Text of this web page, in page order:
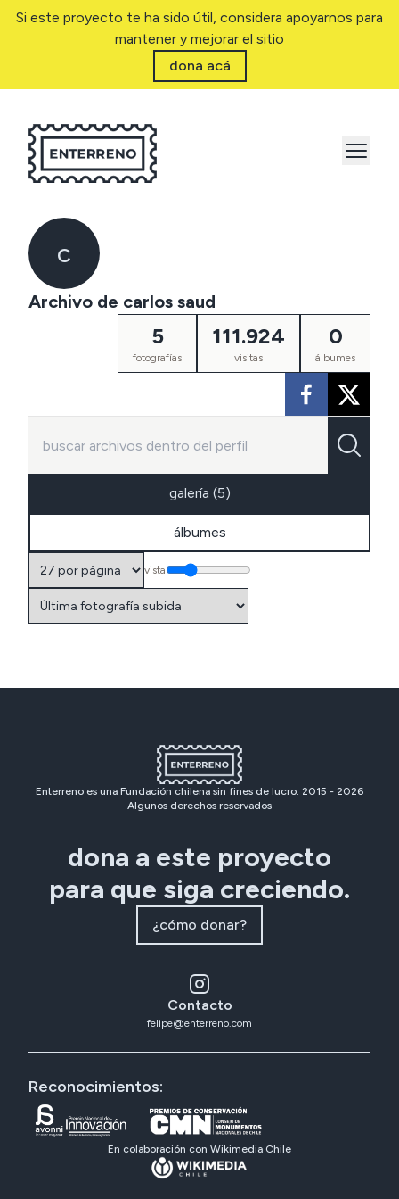
Si este proyecto te ha sido útil, considera apoyarnos para
mantener y mejorar el sitio
dona acá
c
Archivo de carlos saud
5
fotografías
111.924
visitas
0
álbumes
galería (5)
álbumes
vista
Enterreno es una Fundación chilena sin fines de lucro. 2015 - 2026
Algunos derechos reservados
dona a este proyecto
para que siga creciendo.
¿cómo donar?
Contacto
felipe@enterreno.com
Reconocimientos:
En colaboración con Wikimedia Chile